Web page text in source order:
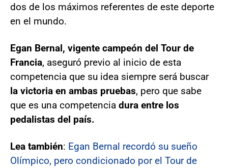
dos de los máximos referentes de este deporte
en el mundo.
Egan Bernal, vigente campeón del Tour de
Francia, aseguró previo al inicio de esta
competencia que su idea siempre será buscar
la victoria en ambas pruebas, pero que sabe
que es una competencia dura entre los
pedalistas del país.
Lea también: Egan Bernal recordó su sueño
Olímpico, pero condicionado por el Tour de